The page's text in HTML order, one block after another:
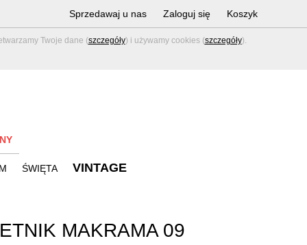
Twoje dane (szczegóły) i używamy cookies (szczegóły).
Sprzedawaj u nas Zaloguj się Koszyk
ŚWIĘTA VINTAGE
MAKRAMA 09